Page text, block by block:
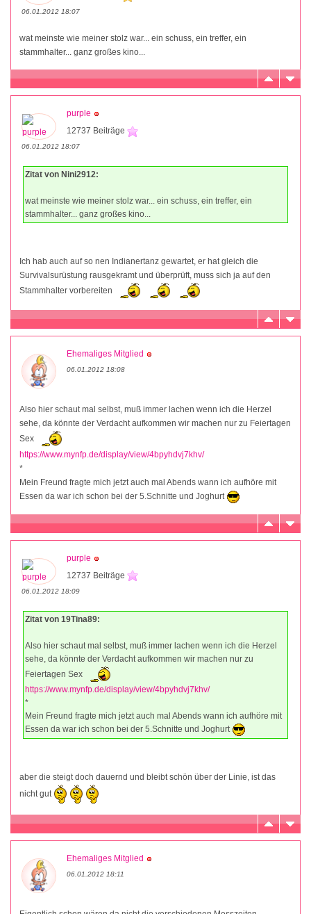
06.01.2012 18:07
wat meinste wie meiner stolz war... ein schuss, ein treffer, ein
stammhalter... ganz großes kino...
purple
12737 Beiträge
06.01.2012 18:07
Zitat von Nini2912:
wat meinste wie meiner stolz war... ein schuss, ein treffer, ein
stammhalter... ganz großes kino...
Ich hab auch auf so nen Indianertanz gewartet, er hat gleich die
Survivalsurüstung rausgekramt und überprüft, muss sich ja auf den
Stammhalter vorbereiten
Ehemaliges Mitglied
06.01.2012 18:08
Also hier schaut mal selbst, muß immer lachen wenn ich die Herzel
sehe, da könnte der Verdacht aufkommen wir machen nur zu Feiertagen
Sex
https://www.mynfp.de/display/view/4bpyhdvj7khv/
*
Mein Freund fragte mich jetzt auch mal Abends wann ich aufhöre mit
Essen da war ich schon bei der 5.Schnitte und Joghurt
purple
12737 Beiträge
06.01.2012 18:09
Zitat von 19Tina89:
Also hier schaut mal selbst, muß immer lachen wenn ich die Herzel
sehe, da könnte der Verdacht aufkommen wir machen nur zu
Feiertagen Sex
https://www.mynfp.de/display/view/4bpyhdvj7khv/
*
Mein Freund fragte mich jetzt auch mal Abends wann ich aufhöre mit
Essen da war ich schon bei der 5.Schnitte und Joghurt
aber die steigt doch dauernd und bleibt schön über der Linie, ist das
nicht gut
Ehemaliges Mitglied
06.01.2012 18:11